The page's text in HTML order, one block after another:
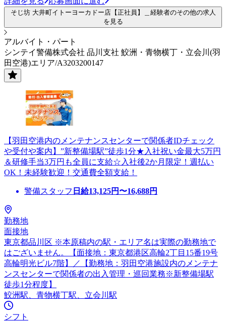
そじ坊 大井町イトーヨーカドー店【正社員】＿経験者のその他の求人
を見る
アルバイト・パート
シンテイ警備株式会社 品川支社 鮫洲・青物横丁・立会川(羽
田空港)エリア/A3203200147
【羽田空港内のメンテナンスセンターで関係者IDチェック
や受付や案内】”新整備場駅”徒歩1分★入社祝い金最大5万円
＆研修手当3万円も全員に支給☆入社後2か月限定！週払い
OK！未経験歓迎！交通費全額支給！
警備スタッフ 日給13,125円〜16,688円
勤務地
面接地
東京都品川区 ※本原稿内の駅・エリア名は実際の勤務地で
はございません。【面接地：東京都港区高輪2丁目15番19号
高輪明光ビル7階】／【勤務地：羽田空港施設内のメンテナ
ンスセンターで関係者の出入管理・巡回業務※新整備場駅
徒歩1分程度】
鮫洲駅、青物横丁駅、立会川駅
シフト